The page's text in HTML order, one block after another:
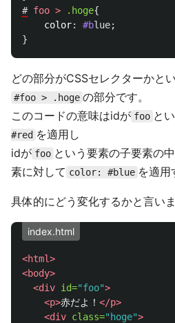
# foo > .hoge{
color: #blue;
}
どの部分がCSSセレクターかと
#foo > .hoge の部分です。
このコードの意味はidが foo と
#red を適用し
idが foo という要素の子要素の
素に対して color: #blue を適用
具体的にどう変化するかと言い
index.html
<html>
<body>
<div id="foo">
<p>赤だよ！ </p>
<div class="hoge">